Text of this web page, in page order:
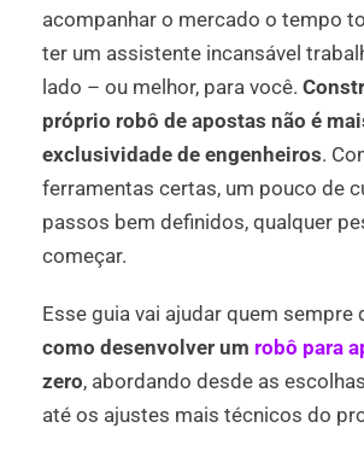
acompanhar o mercado o tempo
ter um assistente incansável
lado – ou melhor, para você.
próprio robô de apostas não é
exclusividade de engenheiros.
ferramentas certas, um pouco de
passos bem definidos, qualquer
começar.
Esse guia vai ajudar quem sempre
como desenvolver um robô para
zero, abordando desde as
até os ajustes mais técnicos do